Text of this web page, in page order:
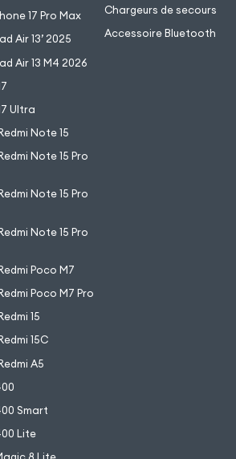
17 Pro Max
Air 13’ 2025
Air 13 M4 2026
Ultra
Note 15
Note 15 Pro
Note 15 Pro
Note 15 Pro
Poco M7
Poco M7 Pro
15
15C
A5
Smart
Lite
Chargeurs de secours
Accessoire Bluetooth